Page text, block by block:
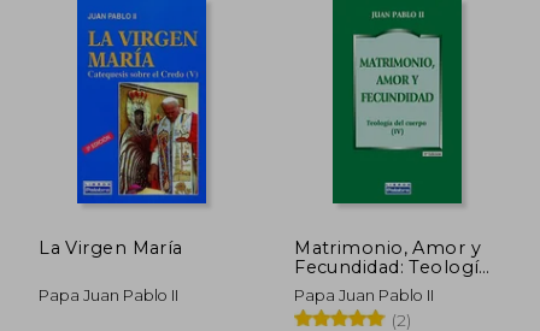
La Virgen María
Papa Juan Pablo II
Matrimonio, Amor y
Fecundidad: Teología
del Cuerpo iv
Papa Juan Pablo II
(2)